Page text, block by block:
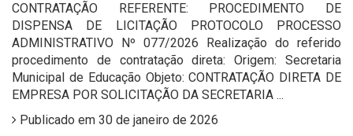
CONTRATAÇÃO REFERENTE: PROCEDIMENTO DE
DISPENSA DE LICITAÇÃO PROTOCOLO PROCESSO
ADMINISTRATIVO Nº 077/2026 Realização do referido
procedimento de contratação direta: Origem: Secretaria
Municipal de Educação Objeto: CONTRATAÇÃO DIRETA DE
EMPRESA POR SOLICITAÇÃO DA SECRETARIA ...
Publicado em 30 de janeiro de 2026